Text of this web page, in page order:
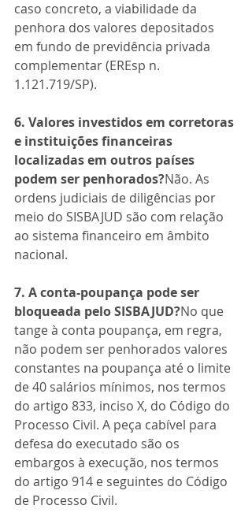
caso concreto, a viabilidade da
penhora dos valores depositados
em fundo de previdência privada
complementar (EREsp n.
1.121.719/SP).
6. Valores investidos em corretoras
e instituições financeiras
localizadas em outros países
podem ser penhorados?Não. As
ordens judiciais de diligências por
meio do SISBAJUD são com relação
ao sistema financeiro em âmbito
nacional.
7. A conta-poupança pode ser
bloqueada pelo SISBAJUD?No que
tange à conta poupança, em regra,
não podem ser penhorados valores
constantes na poupança até o limite
de 40 salários mínimos, nos termos
do artigo 833, inciso X, do Código do
Processo Civil. A peça cabível para
defesa do executado são os
embargos à execução, nos termos
do artigo 914 e seguintes do Código
de Processo Civil.